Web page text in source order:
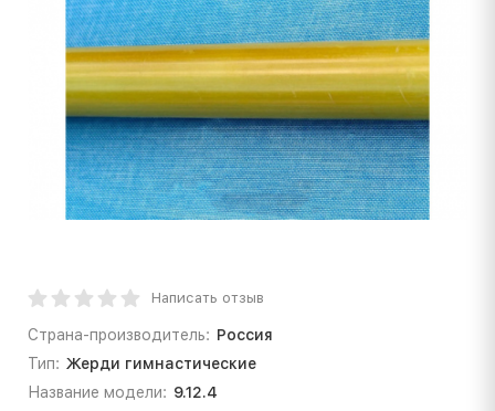
Написать отзыв
Страна-производитель: Россия
Тип: Жерди гимнастические
Название модели: 9.12.4